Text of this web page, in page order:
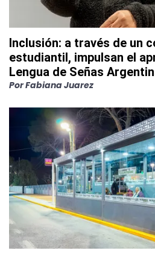
Inclusión: a través de un
estudiantil, impulsan el
Lengua de Señas
PorFabiana Juarez